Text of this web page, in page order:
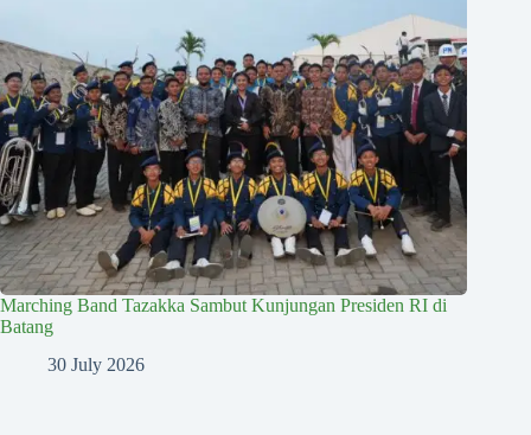
Marching Band Tazakka Sambut Kunjungan Presiden RI di
Batang
30 July 2026